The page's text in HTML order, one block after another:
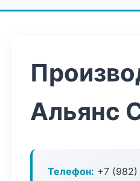
Альянс
Телефон: +7 (982)